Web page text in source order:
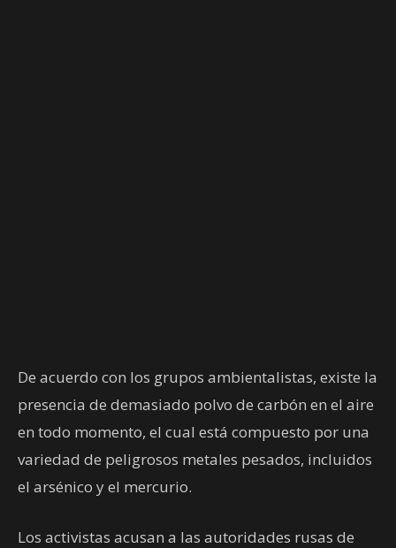
De acuerdo con los grupos ambientalistas, existe la
presencia de demasiado polvo de carbón en el aire
en todo momento, el cual está compuesto por una
variedad de peligrosos metales pesados, incluidos
el arsénico y el mercurio.
Los activistas acusan a las autoridades rusas de